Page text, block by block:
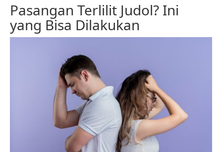
Pasangan Terlilit Judol? Ini
yang Bisa Dilakukan